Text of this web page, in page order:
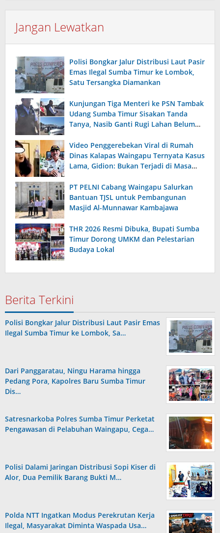
Jangan Lewatkan
Polisi Bongkar Jalur Distribusi Laut Pasir
Emas Ilegal Sumba Timur ke Lombok,
Satu Tersangka Diamankan
Kunjungan Tiga Menteri ke PSN Tambak
Udang Sumba Timur Sisakan Tanda
Tanya, Nasib Ganti Rugi Lahan Belum
Video Penggerebekan Viral di Rumah
Dinas Kalapas Waingapu Ternyata Kasus
Lama, Gidion: Bukan Terjadi di Masa
PT PELNI Cabang Waingapu Salurkan
Bantuan TJSL untuk Pembangunan
Masjid Al-Munnawar Kambajawa
THR 2026 Resmi Dibuka, Bupati Sumba
Timur Dorong UMKM dan Pelestarian
Budaya Lokal
Berita Terkini
Polisi Bongkar Jalur Distribusi Laut Pasir Emas
Ilegal Sumba Timur ke Lombok, Sa…
Dari Panggaratau, Ningu Harama hingga
Pedang Pora, Kapolres Baru Sumba Timur
Dis…
Satresnarkoba Polres Sumba Timur Perketat
Pengawasan di Pelabuhan Waingapu, Cega…
Polisi Dalami Jaringan Distribusi Sopi Kiser di
Alor, Dua Pemilik Barang Bukti M…
Polda NTT Ingatkan Modus Perekrutan Kerja
Ilegal, Masyarakat Diminta Waspada Usa…